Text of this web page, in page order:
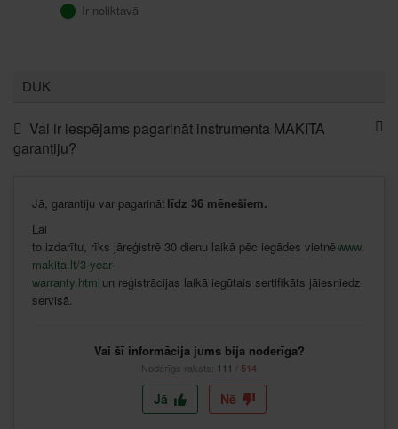
Ir noliktavā
DUK
Vai ir iespējams pagarināt instrumenta MAKITA
garantiju?
Jā, garantiju var pagarināt līdz 36 mēnešiem.
Lai
to izdarītu, rīks jāreģistrē 30 dienu laikā pēc iegādes vietnēwww.
makita.lt/3-year-
warranty.html un reģistrācijas laikā iegūtais sertifikāts jāiesniedz
servisā.
Vai šī informācija jums bija noderīga?
Noderīgs raksts: 111 514
Jā Nē